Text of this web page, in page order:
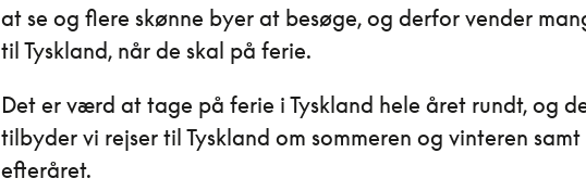
at se og flere skønne byer at besøge, og derfor vender
til Tyskland, når de skal på ferie.
Det er værd at tage på ferie i Tyskland hele året rundt, og
tilbyder vi rejser til Tyskland om sommeren og vinteren
efteråret.